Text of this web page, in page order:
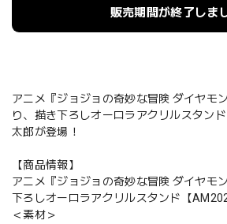
販売期間が終了しま
アニメ『ジョジョの奇妙な冒険 ダイヤモ
り、描き下ろしオーロラアクリルスタン
太郎が登場！
【商品情報】
アニメ『ジョジョの奇妙な冒険 ダイヤモ
下ろしオーロラアクリルスタンド【
＜素材＞